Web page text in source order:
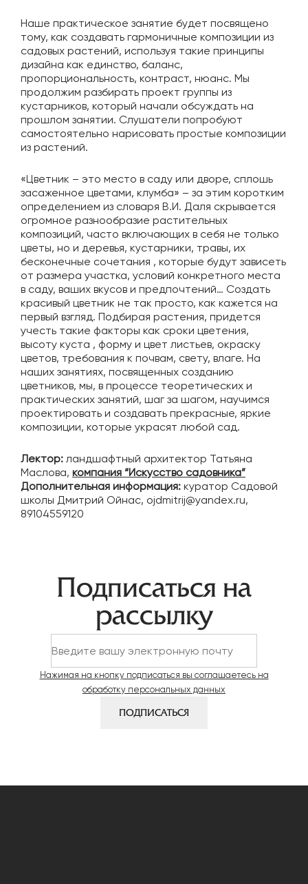
Наше практическое занятие будет посвящено
тому, как создавать гармоничные композиции из
садовых растений, используя такие принципы
дизайна как единство, баланс,
пропорциональность, контраст, нюанс. Мы
продолжим разбирать проект группы из
кустарников, который начали обсуждать на
прошлом занятии. Слушатели попробуют
самостоятельно нарисовать простые композиции
из растений.
«Цветник – это место в саду или дворе, сплошь
засаженное цветами, клумба» – за этим коротким
определением из словаря В.И. Даля скрывается
огромное разнообразие растительных
композиций, часто включающих в себя не только
цветы, но и деревья, кустарники, травы, их
бесконечные сочетания , которые будут зависеть
от размера участка, условий конкретного места
в саду, ваших вкусов и предпочтений… Создать
красивый цветник не так просто, как кажется на
первый взгляд. Подбирая растения, придется
учесть такие факторы как сроки цветения,
высоту куста , форму и цвет листьев, окраску
цветов, требования к почвам, свету, влаге. На
наших занятиях, посвященных созданию
цветников, мы, в процессе теоретических и
практических занятий, шаг за шагом, научимся
проектировать и создавать прекрасные, яркие
композиции, которые украсят любой сад.
Лектор: ландшафтный архитектор Татьяна
Маслова, компания “Искусство садовника”
Дополнительная информация: куратор Садовой
школы Дмитрий Ойнас, ojdmitrij@yandex.ru,
89104559120
Навигация
записям
Подписаться на
рассылку
Нажимая на кнопку подписаться вы соглашаетесь на
обработку персональных данных
ПОДПИСАТЬСЯ